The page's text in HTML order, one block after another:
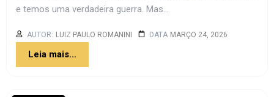
e temos uma verdadeira guerra. Mas...
AUTOR: LUIZ PAULO ROMANINI DATA MARÇO 24, 2026
Leia mais...